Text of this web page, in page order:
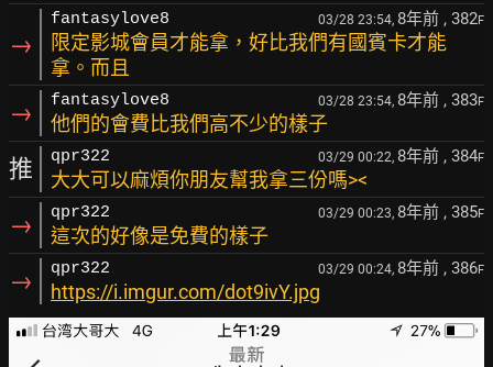
→
fantasylove8 03/28 23:54, 8年前 , 382F
限定影城會員才能拿，好比我們有國賓卡才能
拿。而且
→ fantasylove8 03/28 23:54, 8年前 , 383F
他們的會費比我們高不少的樣子
推 qpr322 03/29 00:22, 8年前 , 384F
大大可以麻煩你朋友幫我拿三份嗎><
→ qpr322 03/29 00:23, 8年前 , 385F
這次的好像是免費的樣子
→ qpr322 03/29 00:24, 8年前 , 386F
https://i.imgur.com/dot9ivY.jpg